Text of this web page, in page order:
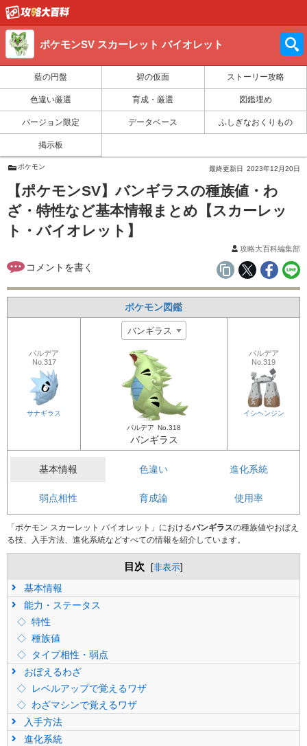
ポケモンSV スカーレット バイオレット
藍の円盤 碧の仮面 ストーリー攻略
色違い厳選 育成・厳選 図鑑埋め
バージョン限定 データベース ふしぎなおくりもの
掲示板
ポケモン 最終更新日 2023年12月20日
【ポケモンSV】バンギラスの種族値・わ
ざ・特性など基本情報まとめ【スカーレッ
ト・バイオレット】
攻略大百科編集部
ポケモン図鑑
パルデア
No.317
サナギラス
バンギラス
パルデア No.318
バンギラス
パルデア
No.319
イシヘンジン
基本情報 色違い 進化系統
弱点相性 育成論 使用率
「ポケモン スカーレット バイオレット」におけるバンギラスの種族値やおぼえ
る技、入手方法、進化系統などすべての情報を紹介しています。
目次 [非表示]
基本情報
能力・ステータス
特性
種族値
タイプ相性・弱点
おぼえるわざ
レベルアップで覚えるワザ
わざマシンで覚えるワザ
入手方法
進化系統